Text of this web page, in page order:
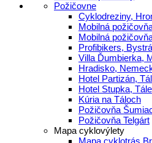
Požičovne
Cyklodreziny,
Mobilná
Mobilná
Profibikers, Bystrá
Villa Ďumbierka,
Hradisko,
Hotel Partizán,
Hotel Stupka, Tále
Kúria na Táloch
Požičovňa
Požičovňa Telgárt
Mapa cyklovýlety